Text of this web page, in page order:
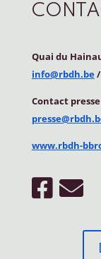
Quai du
info@rbdh.be/
Contact presse
www.rbdh-